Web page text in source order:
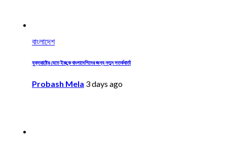
বাংলাদেশ
যুক্তরাষ্ট্রে যেতে ইচ্ছুক বাংলাদেশিদের জন্য নতুন সতর্কবার্তা
Probash Mela 3 days ago